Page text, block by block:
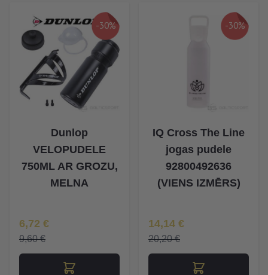
-30%
Dunlop
VELOPUDELE
750ML AR GROZU,
MELNA
Īpaša Cena
6,72 €
9,60 €
-30%
IQ Cross The Line
jogas pudele
92800492636
(VIENS IZMĒRS)
Īpaša Cena
14,14 €
20,20 €